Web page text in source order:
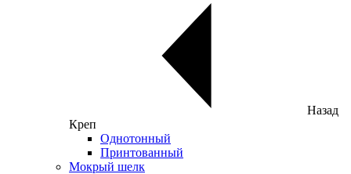
Назад
Креп
Однотонный
Принтованный
Мокрый шелк